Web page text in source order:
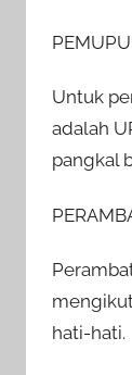
Untuk
adalah
pangkal
hati-hati.